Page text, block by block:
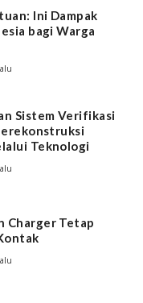
Ini Dampak
bagi Warga
Sistem Verifikasi
Teknologi
Charger Tetap